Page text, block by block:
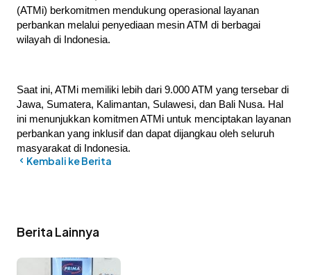
(ATMi) berkomitmen mendukung operasional layanan
perbankan melalui penyediaan mesin ATM di berbagai
wilayah di Indonesia.
Saat ini, ATMi memiliki lebih dari 9.000 ATM yang tersebar di
Jawa, Sumatera, Kalimantan, Sulawesi, dan Bali Nusa. Hal
ini menunjukkan komitmen ATMi untuk menciptakan layanan
perbankan yang inklusif dan dapat dijangkau oleh seluruh
masyarakat di Indonesia.
Kembali ke Berita
Berita Lainnya